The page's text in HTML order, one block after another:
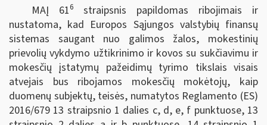
MAĮ 616
straipsnis papildomas ribojimais ir
nustatoma, kad Europos Sąjungos valstybių finansų
sistemas saugant nuo galimos žalos, mokestinių
prievolių vykdymo užtikrinimo ir kovos su sukčiavimu ir
mokesčių įstatymų pažeidimų tyrimo tikslais visais
atvejais bus ribojamos mokesčių mokėtojų, kaip
duomenų subjektų, teisės, numatytos Reglamento (ES)
2016/679 13 straipsnio 1 dalies c, d, e, f punktuose, 13